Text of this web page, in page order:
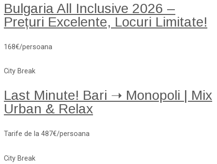
Bulgaria All Inclusive 2026 –
Prețuri Excelente, Locuri Limitate!
168€/persoana
City Break
Last Minute! Bari ➝ Monopoli | Mix
Urban & Relax
Tarife de la 487€/persoana
City Break